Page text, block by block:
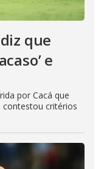
que
e
por Cacá que
critérios